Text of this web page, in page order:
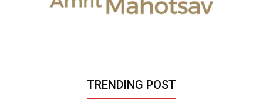
TRENDING POST